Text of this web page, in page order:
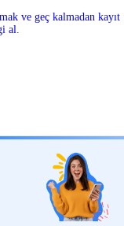
ve geç kalmadan kayıt
al.